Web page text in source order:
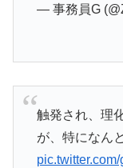
— 事務員G
触発され、理
が、特になん